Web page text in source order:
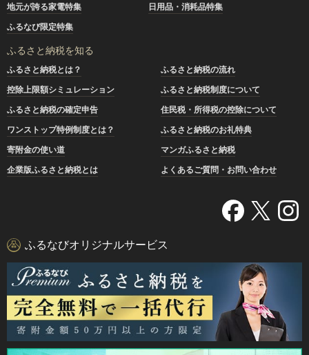
地元が誇る家電特集
日用品・消耗品特集
ふるなび限定特集
ふるさと納税を知る
ふるさと納税とは？
ふるさと納税の流れ
控除上限額シミュレーション
ふるさと納税制度について
ふるさと納税の確定申告
住民税・所得税の控除について
ワンストップ特例制度とは？
ふるさと納税のお礼特典
寄附金の使い道
マンガふるさと納税
企業版ふるさと納税とは
よくあるご質問・お問い合わせ
ふるなびオリジナルサービス